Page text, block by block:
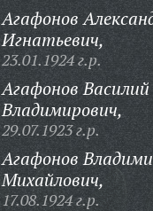
Агафонов
Игнатьевич,
23.01.1924 г.р.
Агафонов Василий
Владимирович,
29.07.1923 г.р.
Агафонов
Михайлович,
17.08.1924 г.р.